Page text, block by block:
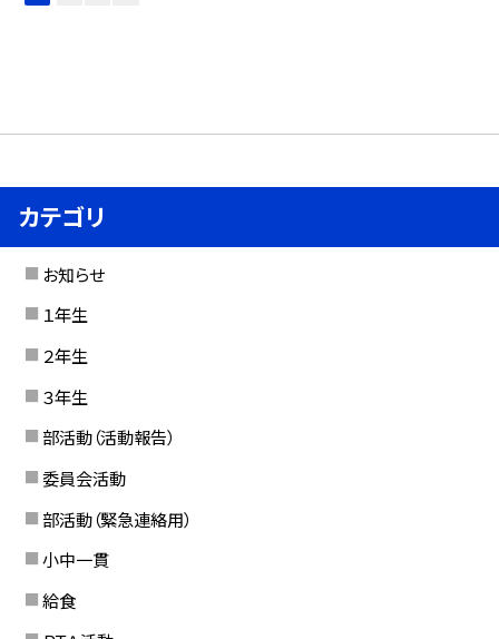
カテゴリ
お知らせ
１年生
２年生
３年生
部活動（活動報告）
委員会活動
部活動（緊急連絡用）
小中一貫
給食